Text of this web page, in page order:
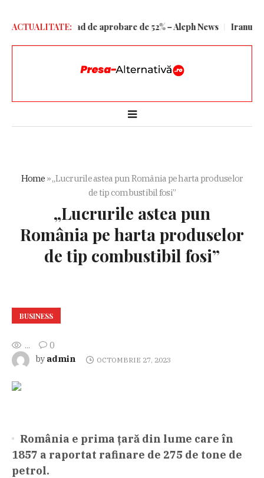
ACTUALITATE:
cu un grad de aprobare de 52% – Aleph News Iranul pune
Home »„Lucrurile astea pun România pe harta produselor
de tip combustibil fosi”
„Lucrurile astea pun
România pe harta produselor
de tip combustibil fosi”
BUSINESS
...
0
by admin OCTOMBRIE 27, 2023
România e prima țară din lume care în
1857 a raportat rafinare de 275 de tone de
petrol.